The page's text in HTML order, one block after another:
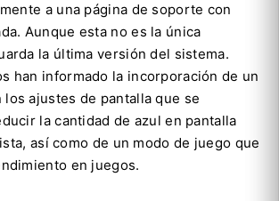
a una página de soporte con
Aunque esta no es la única
la última versión del sistema.
han informado la incorporación de un
los ajustes de pantalla que se
la cantidad de azul en pantalla
así como de un modo de juego que
en juegos.